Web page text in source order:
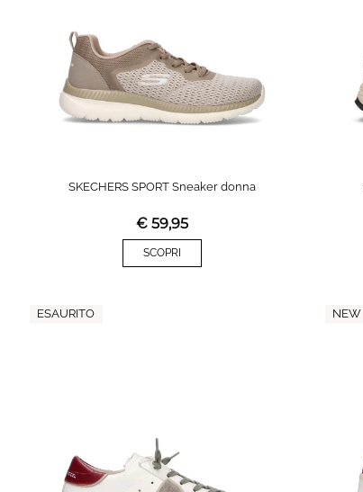
SKECHERS SPORT Sneaker donna
€ 59,95
SCOPRI
ESAURITO NEW